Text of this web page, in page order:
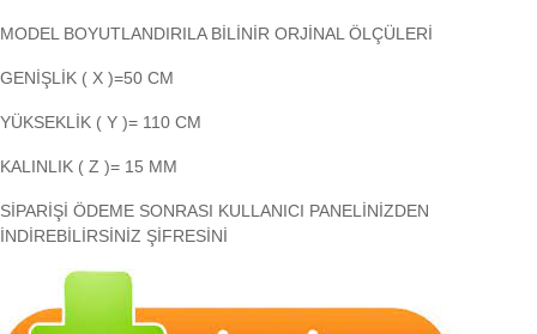
MODEL BOYUTLANDIRILA BİLİNİR ORJİNAL ÖLÇÜLERİ
GENİŞLİK ( X )=50 CM
YÜKSEKLİK ( Y )= 110 CM
KALINLIK ( Z )= 15 MM
SİPARİŞİ ÖDEME SONRASI KULLANICI PANELİNİZDEN
İNDİREBİLİRSİNİZ ŞİFRESİNİ